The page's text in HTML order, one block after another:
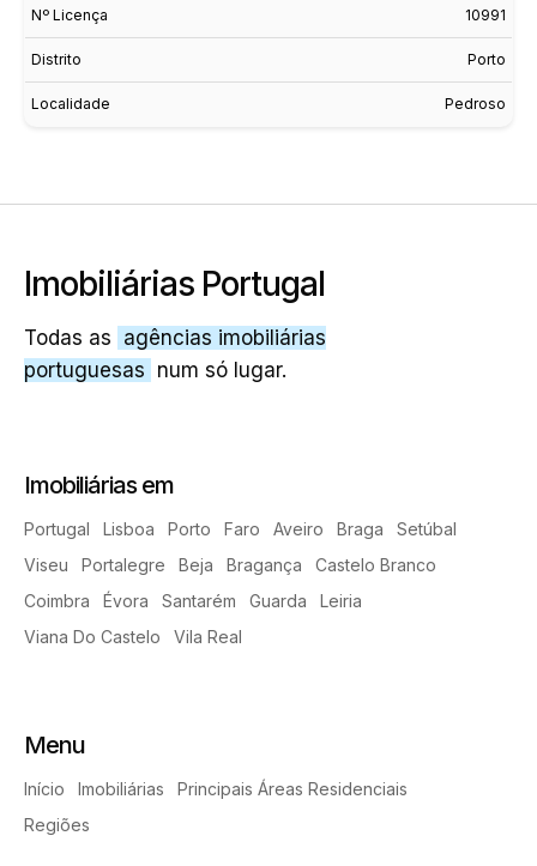
Nº Licença 10991
Distrito Porto
Localidade Pedroso
Imobiliárias Portugal
Todas as agências imobiliárias
portuguesas num só lugar.
Imobiliárias em
Portugal Lisboa Porto Faro Aveiro Braga
Setúbal
Viseu
Portalegre Beja Bragança
Castelo Branco
Coimbra
Évora Santarém Guarda
Leiria
Viana Do Castelo
Vila Real
Menu
Início Imobiliárias
Principais Áreas Residenciais
Regiões